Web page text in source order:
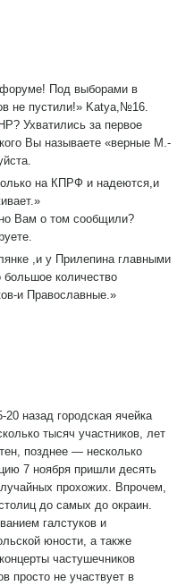
Под выборами в
не пустили!» Katya,№16.
Ухватились за первое
Вы называете «верные М.-
на КПРФ и надеются,и
Вам о том сообщили?
,и у Прилепина главными
количество
и Православные.»
не вылазит, а про
буржуйскую власть
про референдум о
она уже крепко забыла,
фальсификаций на
бурная радость по
«выборах» в Хакасии?
Вы — стойкая сторонница
и обязаны радоваться.
и фантазий. Успехов на
назад городская ячейка
тысяч участников, лет
позднее — несколько
7 ноября пришли десять
прохожих. Впрочем,
до самых до окраин.
галстуков и
юности, а также
частушечников
просто не участвует в